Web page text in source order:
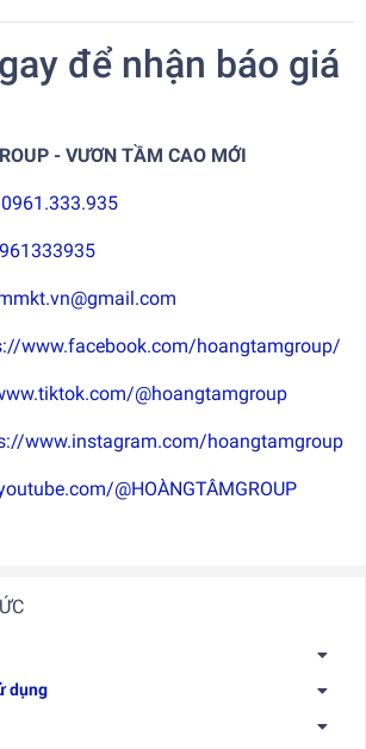
dụng
để nhận báo giá
- VƯƠN TẦM CAO MỚI
0961.333.935
www.facebook.com/hoangtamgroup/
@hoangtamgroup
www.instagram.com/hoangtamgroup
@HOÀNGTÂMGROUP